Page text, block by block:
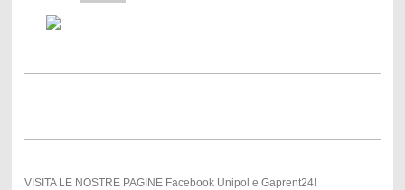
VISITA LE NOSTRE PAGINE Facebook Unipol e Gaprent24!